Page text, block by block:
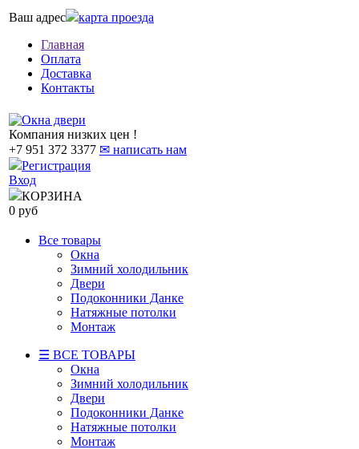
Ваш адрес
карта проезда
Главная
Оплата
Доставка
Контакты
Компания низких цен !
+7 951 372 3377 ✉ написать нам
Регистрация
Вход
КОРЗИНА
0 руб
Все товары
Окна
Зимний холодильник
Двери
Подоконники Данке
Натяжные потолки
Монтаж
☰ ВСЕ ТОВАРЫ
Окна
Зимний холодильник
Двери
Подоконники Данке
Натяжные потолки
Монтаж